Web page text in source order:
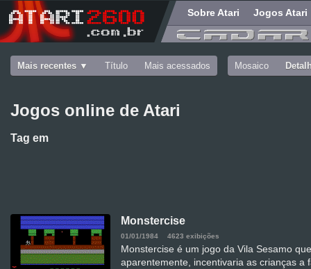
Sobre Atari Jogos Atari
Mais recentes Título Mais acessados Mosaico
Jogos online de Atari
Tag em
Monstercise
01/01/1984 4623 exibições
Monstercise é um jogo da Vila Sesamo
aparentemente, incentivaria as crianças a